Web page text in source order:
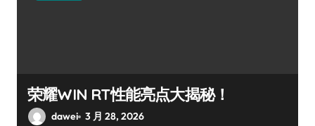
荣耀WIN RT性能亮点大揭秘！
dawei 3 月 28, 2026